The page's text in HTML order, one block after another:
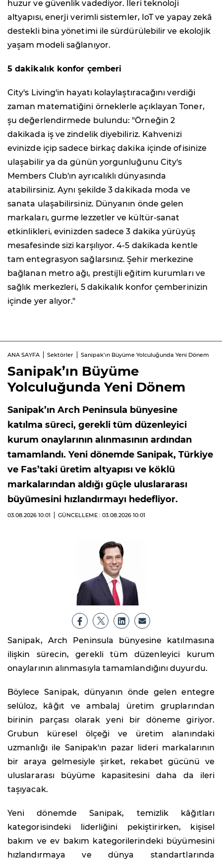
huzur ve güvenlik vadediyor. İleri teknoloji
altyapısı, enerji verimli sistemler, IoT ve yapay zekâ
destekli bina yönetimi ile sürdürülebilir ve ekolojik
yaşam modeli sağlanıyor.
5 dakikalık konfor çemberi
City's Living'in hayatı kolaylaştıracağını verdiği
zaman matematiğini örneklerle açıklayan Toner,
şu değerlendirmede bulundu: "Örneğin 2
dakikada iş ve zindelik diyebiliriz. Kahvenizi
evinizde içip sadece birkaç dakika içinde ofisinize
ulaşabilir ya da günün yorgunluğunu City's
Members Club'ın ayrıcalıklı dünyasında
atabilirsiniz. Aynı şekilde 3 dakikada moda ve
sanata ulaşabilirsiniz. Dünyanın önde gelen
markaları, gurme lezzetler ve kültür-sanat
etkinlikleri, evinizden sadece 3 dakika yürüyüş
mesafesinde sizi karşılıyor. 4-5 dakikada kentle
tam entegrasyon sağlarsınız. Şehir merkezine
bağlanan metro ağı, prestijli eğitim kurumları ve
sağlık merkezleri, 5 dakikalık konfor çemberinizin
içinde yer alıyor."
ANA SAYFA Sektörler Sanipak’ın Büyüme Yolculuğunda Yeni Dönem
Sanipak’ın Büyüme
Yolculuğunda Yeni Dönem
Sanipak’ın Arch Peninsula bünyesine
katılma süreci, gerekli tüm düzenleyici
kurum onaylarının alınmasının ardından
tamamlandı. Yeni dönemde Sanipak, Türkiye
ve Fas’taki üretim altyapısı ve köklü
markalarından aldığı güçle uluslararası
büyümesini hızlandırmayı hedefliyor.
03.08.2026 10:01 GÜNCELLEME : 03.08.2026 10:01
Sanipak, Arch Peninsula bünyesine katılmasına
ilişkin sürecin, gerekli tüm düzenleyici kurum
onaylarının alınmasıyla tamamlandığını duyurdu.
Böylece Sanipak, dünyanın önde gelen entegre
selüloz, kâğıt ve ambalaj üretim gruplarından
birinin parçası olarak yeni bir döneme giriyor.
Grubun küresel ölçeği ve üretim alanındaki
uzmanlığı ile Sanipak'ın pazar lideri markalarının
bir araya gelmesiyle şirket, rekabet gücünü ve
uluslararası büyüme kapasitesini daha da ileri
taşıyacak.
Yeni dönemde Sanipak, temizlik kâğıtları
kategorisindeki liderliğini pekiştirirken, kişisel
bakım ve ev bakım kategorilerindeki büyümesini
hızlandırmaya ve dünya standartlarında